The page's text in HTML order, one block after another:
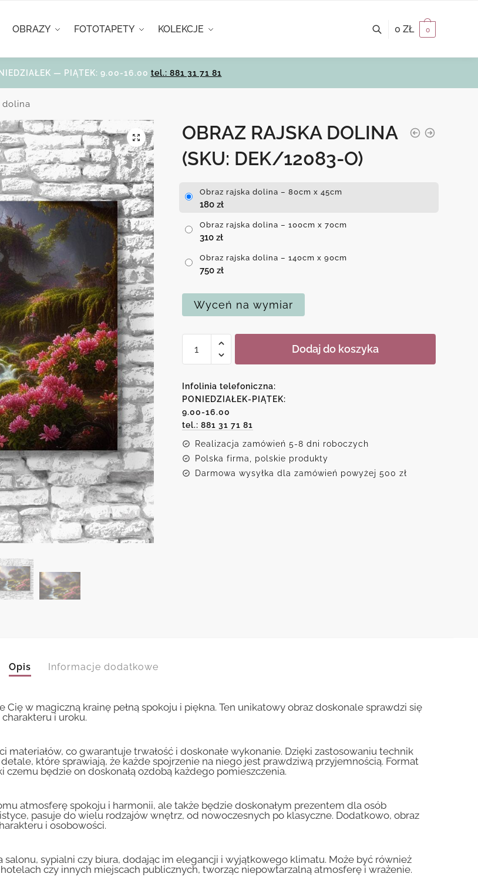
OBRAZY FOTOTAPETY KOLEKCJE 0 ZŁ 0
— PIĄTEK: 9.00-16.00 tel.: 881 31 71 81
dolina
OBRAZ RAJSKA DOLINA
(SKU: DEK/12083-O)
Obraz rajska dolina – 80cm x 45cm
180 zł
Obraz rajska dolina – 100cm x 70cm
310 zł
Obraz rajska dolina – 140cm x 90cm
750 zł
Wyceń na wymiar
Obraz
dolina
Dodaj do koszyka
Infolinia telefoniczna:
PONIEDZIAŁEK-PIĄTEK:
9.00-16.00
tel.: 881 31 71 81
Realizacja zamówień 5-8 dni roboczych
Polska firma, polskie produkty
Darmowa wysyłka dla zamówień powyżej 500 zł
Opis Informacje dodatkowe
Cię w magiczną krainę pełną spokoju i piękna. Ten unikatowy obraz doskonale sprawdzi się
i uroku.
materiałów, co gwarantuje trwałość i doskonałe wykonanie. Dzięki zastosowaniu technik
które sprawiają, że każde spojrzenie na niego jest prawdziwą przyjemnością. Format
będzie on doskonałą ozdobą każdego pomieszczenia.
atmosferę spokoju i harmonii, ale także będzie doskonałym prezentem dla osób
pasuje do wielu rodzajów wnętrz, od nowoczesnych po klasyczne. Dodatkowo, obraz
i osobowości.
salonu, sypialni czy biura, dodając im elegancji i wyjątkowego klimatu. Może być również
czy innych miejscach publicznych, tworząc niepowtarzalną atmosferę i wrażenie.